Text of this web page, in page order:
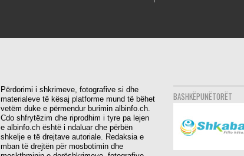
Përdorimi i shkrimeve, fotografive si dhe
materialeve të kësaj platforme mund të bëhet
vetëm duke e përmendur burimin albinfo.ch.
Cdo shfrytëzim dhe riprodhim i tyre pa lejen
e albinfo.ch është i ndaluar dhe përbën
shkelje e të drejtave autoriale. Redaksia e
mban të drejtën për mosbotimin dhe
BASHKËPUNËTORËT